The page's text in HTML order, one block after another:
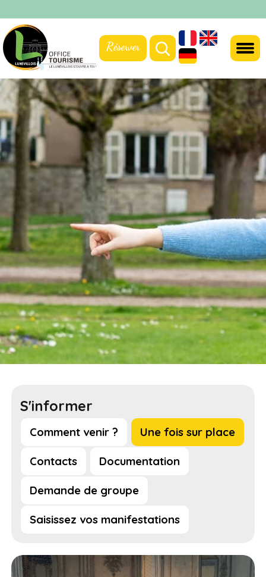
Réserver
S'informer
Comment venir ? Une fois sur place
Contacts Documentation
Demande de groupe
Saisissez vos manifestations